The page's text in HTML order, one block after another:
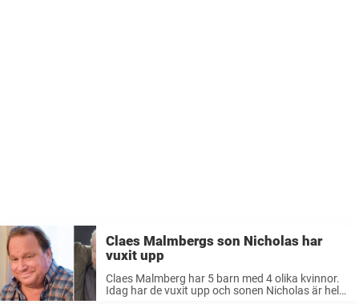
Claes Malmbergs son Nicholas har
vuxit upp
Claes Malmberg har 5 barn med 4 olika kvinnor.
Idag har de vuxit upp och sonen Nicholas är helt